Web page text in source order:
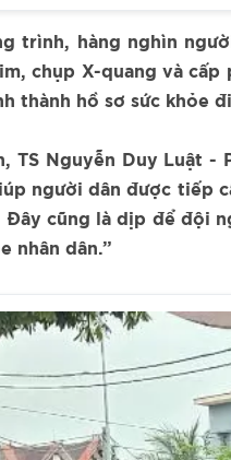
trình, hàng nghìn
chụp X-quang và
thành hồ sơ sức khỏe
TS Nguyễn Duy Luật -
người dân được tiếp
Đây cũng là dịp để đội
nhân dân.”